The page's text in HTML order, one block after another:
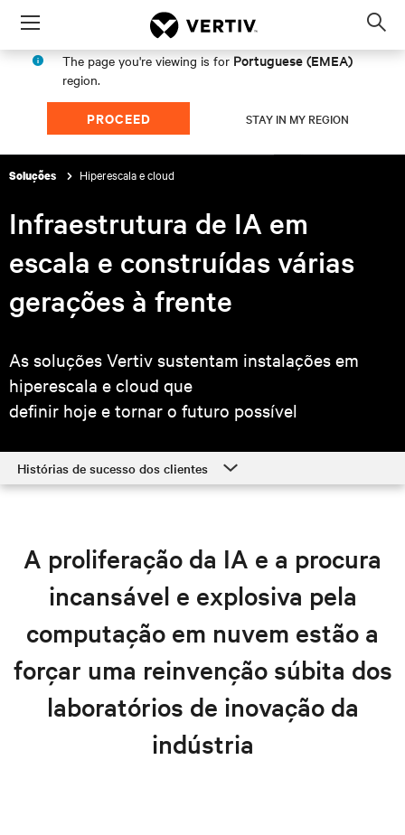
Menu
The page you're viewing is for Portuguese (EMEA)
region.
PROCEED STAY IN MY REGION
Soluções Hiperescala e cloud
Infraestrutura de IA em
escala e construídas várias
gerações à frente
As soluções Vertiv sustentam instalações em
hiperescala e cloud que
definir hoje e tornar o futuro possível
Histórias de sucesso dos clientes
Recursos
Explore soluções em hiperescala
A proliferação da IA e a procura
incansável e explosiva pela
computação em nuvem estão a
forçar uma reinvenção súbita dos
laboratórios de inovação da
indústria